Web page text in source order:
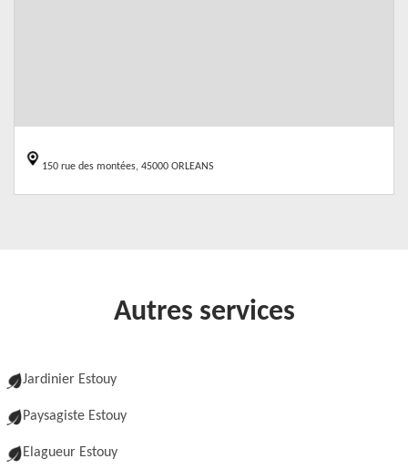
150 rue des montées, 45000 ORLEANS
Autres services
Jardinier Estouy
Paysagiste Estouy
Elagueur Estouy